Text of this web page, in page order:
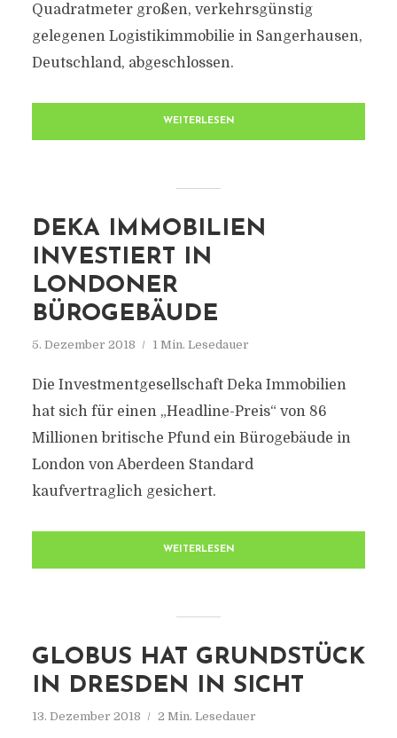
Quadratmeter großen, verkehrsgünstig
gelegenen Logistikimmobilie in Sangerhausen,
Deutschland, abgeschlossen.
WEITERLESEN
DEKA IMMOBILIEN
INVESTIERT IN
LONDONER
BÜROGEBÄUDE
5. Dezember 2018 1 Min. Lesedauer
Die Investmentgesellschaft Deka Immobilien
hat sich für einen „Headline-Preis“ von 86
Millionen britische Pfund ein Bürogebäude in
London von Aberdeen Standard
kaufvertraglich gesichert.
WEITERLESEN
GLOBUS HAT GRUNDSTÜCK
IN DRESDEN IN SICHT
13. Dezember 2018 2 Min. Lesedauer